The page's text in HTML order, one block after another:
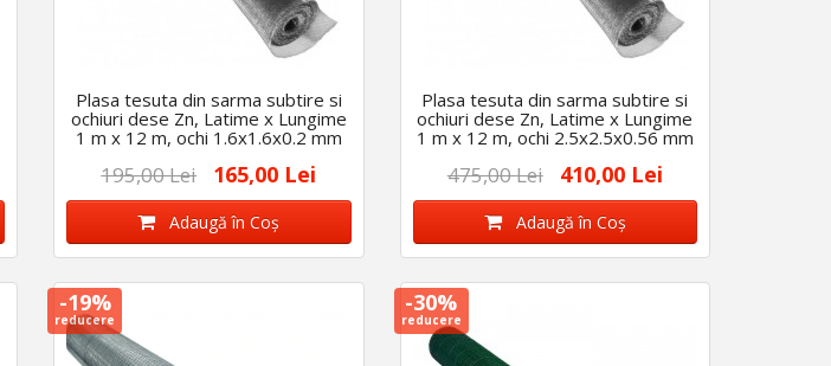
Plasa tesuta din sarma subtire si
ochiuri dese Zn, Latime x Lungime
1 m x 12 m, ochi 1.6x1.6x0.2 mm
195,00 Lei 165,00 Lei
Adaugă în Coş
Plasa tesuta din sarma subtire si
ochiuri dese Zn, Latime x Lungime
1 m x 12 m, ochi 2.5x2.5x0.56 mm
475,00 Lei 410,00 Lei
Adaugă în Coş
-19%
reducere
-30%
reducere